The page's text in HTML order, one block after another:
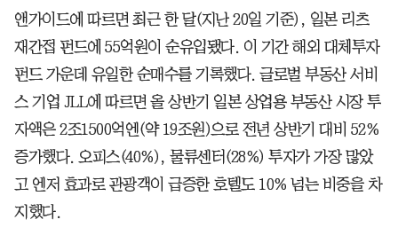
앤가이드에 따르면 최근 한 달(지난 20일 기준), 일본 리츠
재간접 펀드에 55억원이 순유입됐다. 이 기간 해외 대체투자
펀드 가운데 유일한 순매수를 기록했다. 글로벌 부동산 서비
스 기업 JLL에 따르면 올 상반기 일본 상업용 부동산 시장 투
자액은 2조1500억엔(약 19조원)으로 전년 상반기 대비 52%
증가했다. 오피스(40%), 물류센터(28%) 투자가 가장 많았
고 엔저 효과로 관광객이 급증한 호텔도 10% 넘는 비중을 차
지했다.